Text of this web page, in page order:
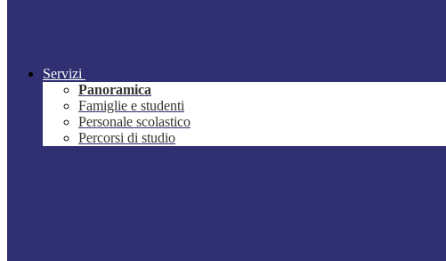
Servizi
Panoramica
Famiglie e studenti
Personale scolastico
Percorsi di studio